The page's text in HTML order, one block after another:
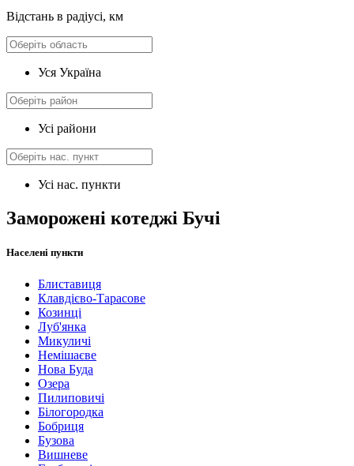
Відстань в радіусі, км
Уся Україна
Усі райони
Усі нас. пункти
Заморожені котеджі Бучі
Населені пункти
Блиставиця
Клавдієво-Тарасове
Козинці
Луб'янка
Микуличі
Немішаєве
Нова Буда
Озера
Пилиповичі
Білогородка
Бобриця
Бузова
Вишневе